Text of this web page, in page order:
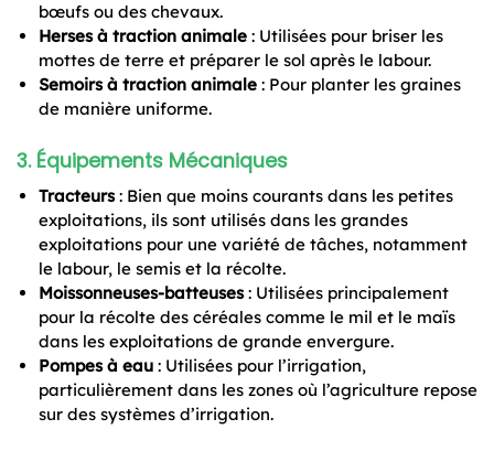
bœufs ou des chevaux.
Herses à traction animale : Utilisées pour briser les
mottes de terre et préparer le sol après le labour.
Semoirs à traction animale : Pour planter les graines
de manière uniforme.
3. Équipements Mécaniques
Tracteurs: Bien que moins courants dans les petites
exploitations, ils sont utilisés dans les grandes
exploitations pour une variété de tâches, notamment
le labour, le semis et la récolte.
Moissonneuses-batteuses: Utilisées principalement
pour la récolte des céréales comme le mil et le maïs
dans les exploitations de grande envergure.
Pompes à eau : Utilisées pour l’irrigation,
particulièrement dans les zones où l’agriculture repose
sur des systèmes d’irrigation.